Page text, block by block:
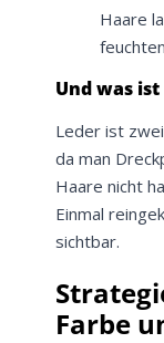
Haare
Und was
Leder ist
da man
Haare nicht
Einmal
sichtbar.
Farbe